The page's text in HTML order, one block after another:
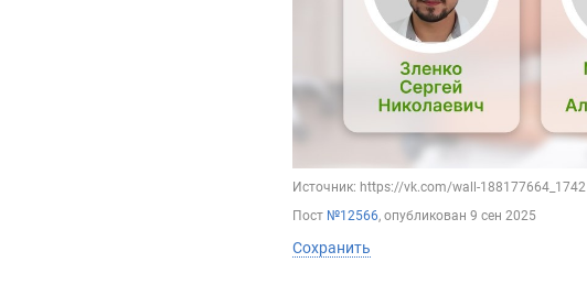
Источник: https://vk.com/wall-188177664_1742
Пост №12566, опубликован 9 сен 2025
Сохранить